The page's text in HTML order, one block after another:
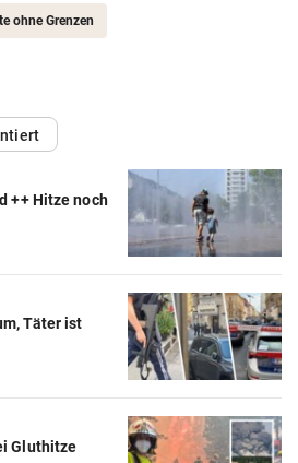
ohne Grenzen
++ Hitze noch
Täter ist
Gluthitze